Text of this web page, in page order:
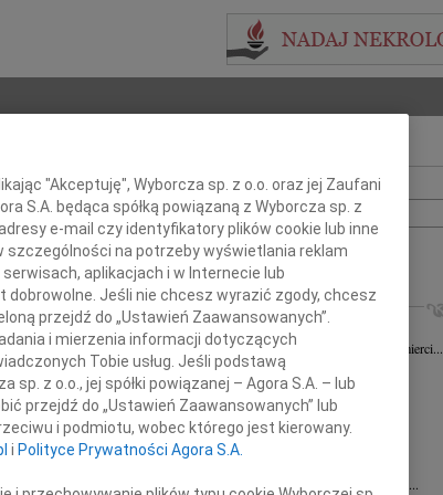
Imię i nazwisko lub numer ogłoszenia:
+ szukanie zaawansowane
INNE NEKROLOGI
Tadeusz Gapiński 03.08.2026
Z dużym żalem przyjęliśmy wiadomość o śmierci...
31.07.2026Łódź
Wyrazy głębokiego współczucia dla...
29.07.2026
Łódź
Wyrazy współczucia Pani Janinie...
27.07.2026
Pani Joannie Nowińskiej wyrazy głębokiego...
"Akceptuję", Wyborcza sp. z o.o. oraz jej Zaufani
S.A. będąca spółką powiązaną z Wyborcza sp. z
e-mail czy identyfikatory plików cookie lub inne
na potrzeby wyświetlania reklam
aplikacjach i w Internecie lub
Jeśli nie chcesz wyrazić zgody, chcesz
przejdź do „Ustawień Zaawansowanych”.
i mierzenia informacji dotyczących
Tobie usług. Jeśli podstawą
z o.o., jej spółki powiązanej – Agora S.A. – lub
przejdź do „Ustawień Zaawansowanych” lub
i podmiotu, wobec którego jest kierowany.
i Polityce Prywatności Agora S.A.